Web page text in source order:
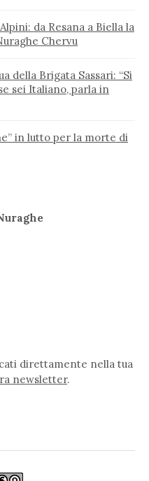
da Resana a Biella la
Chervu
della Brigata Sassari: “Si
sei Italiano, parla in
in lutto per la morte di
direttamente nella tua
newsletter.